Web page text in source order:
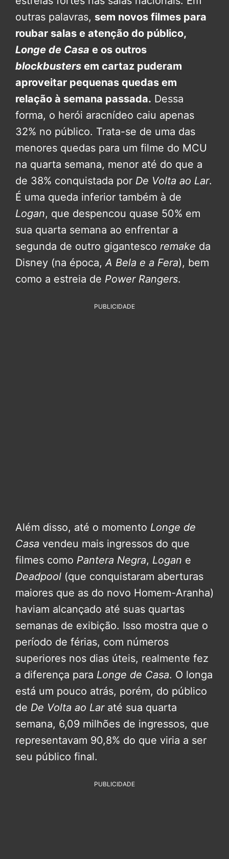
outras palavras, sem novos filmes para
roubar salas e atenção do público,
Longe de Casa e os outros
blockbusters em cartaz puderam
aproveitar pequenas quedas em
relação à semana passada. Dessa
forma, o herói aracnídeo caiu apenas
32% no público. Trata-se de uma das
menores quedas para um filme do MCU
na quarta semana, menor até do que a
de 38% conquistada por De Volta ao Lar.
É uma queda inferior também à de
Logan, que despencou quase 50% em
sua quarta semana ao enfrentar a
segunda de outro gigantesco remake da
Disney (na época,A Bela e a Fera), bem
como a estreia de Power Rangers.
PUBLICIDADE
Além disso, até o momento Longe de
Casa vendeu mais ingressos do que
filmes como Pantera Negra, Logan e
Deadpool (que conquistaram aberturas
maiores que as do novo Homem-Aranha)
haviam alcançado até suas quartas
semanas de exibição. Isso mostra que o
período de férias, com números
superiores nos dias úteis, realmente fez
a diferença para Longe de Casa. O longa
está um pouco atrás, porém, do público
de De Volta ao Laraté sua quarta
semana, 6,09 milhões de ingressos, que
representavam 90,8% do que viria a ser
seu público final.
PUBLICIDADE